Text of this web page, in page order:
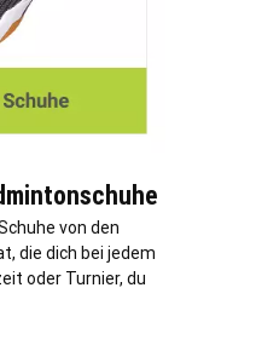
von den
die dich bei jedem
oder Turnier, du